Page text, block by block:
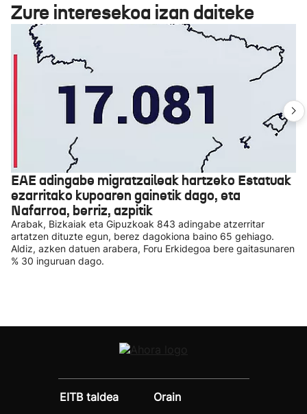
Zure interesekoa izan daiteke
EAE adingabe migratzaileak hartzeko Estatuak
ezarritako kupoaren gainetik dago, eta
Nafarroa, berriz, azpitik
Arabak, Bizkaiak eta Gipuzkoak 843 adingabe atzerritar
artatzen dituzte egun, berez dagokiona baino 65 gehiago.
Aldiz, azken datuen arabera, Foru Erkidegoa bere gaitasunaren
% 30 inguruan dago.
EITB taldea
Orain